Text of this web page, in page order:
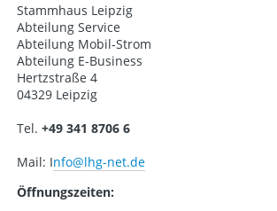
Stammhaus Leipzig
Abteilung Service
Abteilung Mobil-Strom
Abteilung E-Business
Hertzstraße 4
04329 Leipzig
Tel. +49 341 8706 6
Mail: Info@lhg-net.de
Öffnungszeiten: